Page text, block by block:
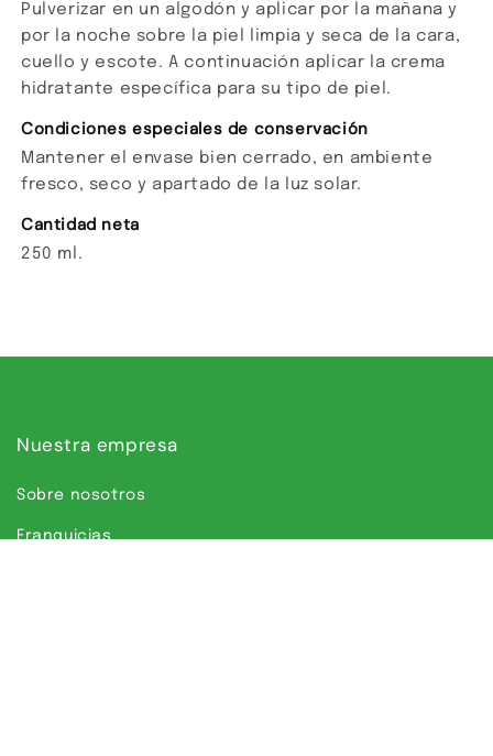
Pulverizar en un algodón y aplicar por la mañana y
por la noche sobre la piel limpia y seca de la cara,
cuello y escote. A continuación aplicar la crema
hidratante específica para su tipo de piel.
Condiciones especiales de conservación
Mantener el envase bien cerrado, en ambiente
fresco, seco y apartado de la luz solar.
Cantidad neta
250 ml.
Nuestra empresa
Sobre nosotros
Franquicias